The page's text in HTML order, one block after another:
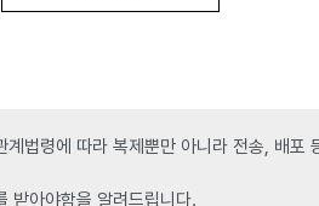
법령에 따라 복제뿐만 아니라 전송, 배포
받아야함을 알려드립니다.